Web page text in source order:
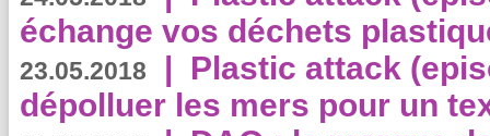
échange vos déchets
23.05.2018 | Plastic attack
dépolluer les mers pour un